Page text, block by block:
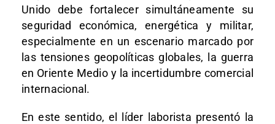
Unido debe fortalecer simultáneamente su
seguridad económica, energética y militar,
especialmente en un escenario marcado por
las tensiones geopolíticas globales, la guerra
en Oriente Medio y la incertidumbre comercial
internacional.
En este sentido, el líder laborista presentó la